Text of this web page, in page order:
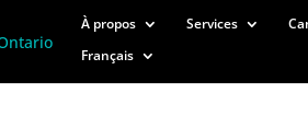
À propos Services
Français